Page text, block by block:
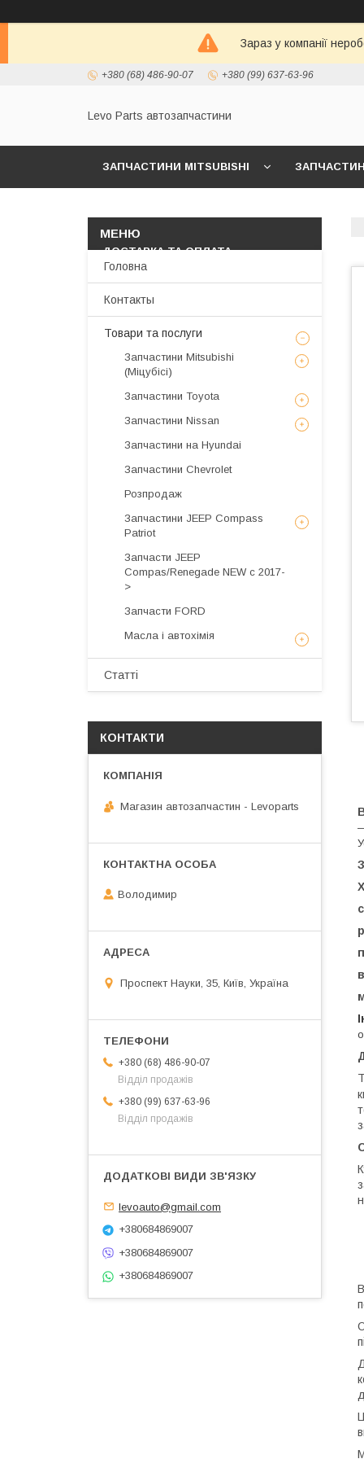
Зараз у компанії
+380 (68) 486-90-07 +380 (99) 637-63-96
Levo Parts автозапчастини
ЗАПЧАСТИНИ MITSUBISHI ЗАПЧАСТИНИ
ДОСТАВКА ТА ОПЛАТА
Головна
Контакты
Товари та послуги
Запчастини Mitsubishi
(Міцубісі)
Запчастини Toyota
Запчастини Nissan
Запчастини на Hyundai
Запчастини Chevrolet
Розпродаж
Запчастини JEEP Compass
Patriot
Запчасти JEEP
Compas/Renegade NEW с 2017-
>
Запчасти FORD
Масла і автохімія
Статті
КОНТАКТИ
Магазин автозапчастин - Levoparts
Володимир
Проспект Науки, 35, Київ, Україна
+380 (68) 486-90-07
Відділ продажів
+380 (99) 637-63-96
Відділ продажів
levoauto@gmail.com
+380684869007
+380684869007
+380684869007